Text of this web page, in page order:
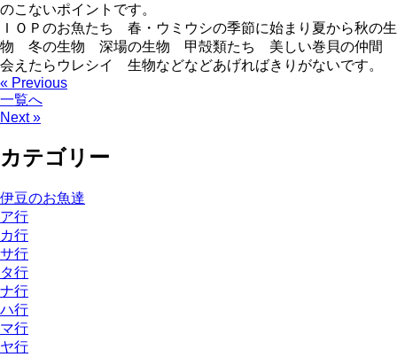
のこないポイントです。
ＩＯＰのお魚たち 春・ウミウシの季節に始まり夏から秋の生
物 冬の生物 深場の生物 甲殻類たち 美しい巻貝の仲間
会えたらウレシイ 生物などなどあげればきりがないです。
« Previous
一覧へ
Next »
カテゴリー
伊豆のお魚達
ア行
カ行
サ行
タ行
ナ行
ハ行
マ行
ヤ行